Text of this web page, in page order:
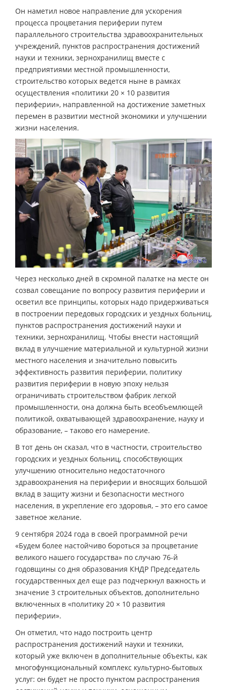
Он наметил новое направление для ускорения
процесса процветания периферии путем
параллельного строительства здравоохранительных
учреждений, пунктов распространения достижений
науки и техники, зернохранилищ вместе с
предприятиями местной промышленности,
строительство которых ведется ныне в рамках
осуществления «политики 20 × 10 развития
периферии», направленной на достижение заметных
перемен в развитии местной экономики и улучшении
жизни населения.
Через несколько дней в скромной палатке на месте он
созвал совещание по вопросу развития периферии и
осветил все принципы, которых надо придерживаться
в построении передовых городских и уездных больниц,
пунктов распространения достижений науки и
техники, зернохранилищ. Чтобы внести настоящий
вклад в улучшение материальной и культурной жизни
местного населения и значительно повысить
эффективность развития периферии, политику
развития периферии в новую эпоху нельзя
ограничивать строительством фабрик легкой
промышленности, она должна быть всеобъемлющей
политикой, охватывающей здравоохранение, науку и
образование, – таково его намерение.
В тот день он сказал, что в частности, строительство
городских и уездных больниц, способствующих
улучшению относительно недостаточного
здравоохранения на периферии и вносящих большой
вклад в защиту жизни и безопасности местного
населения, в укрепление его здоровья, – это его самое
заветное желание.
9 сентября 2024 года в своей программной речи
«Будем более настойчиво бороться за процветание
великого нашего государства» по случаю 76-й
годовщины со дня образования КНДР Председатель
государственных дел еще раз подчеркнул важность и
значение 3 строительных объектов, дополнительно
включенных в «политику 20 × 10 развития
периферии».
Он отметил, что надо построить центр
распространения достижений науки и техники,
который уже включен в дополнительные объекты, как
многофункциональный комплекс культурно-бытовых
услуг: он будет не просто пунктом распространения